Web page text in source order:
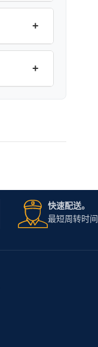
+
+
快速配送。
最短周转时间